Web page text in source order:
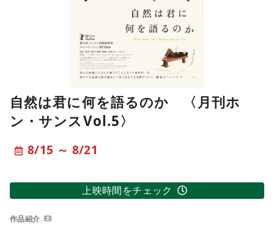
自然は君に何を語るのか 〈月刊ホ
ン・サンスVol.5〉
8/15 ～ 8/21
上映時間をチェック